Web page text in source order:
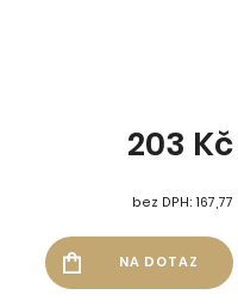
203 Kč
bez DPH: 167,77